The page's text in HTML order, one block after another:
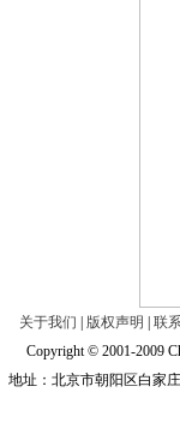
关于我们 版权声明
联
Copyright © 2001-2009
地址：北京市朝阳区白家